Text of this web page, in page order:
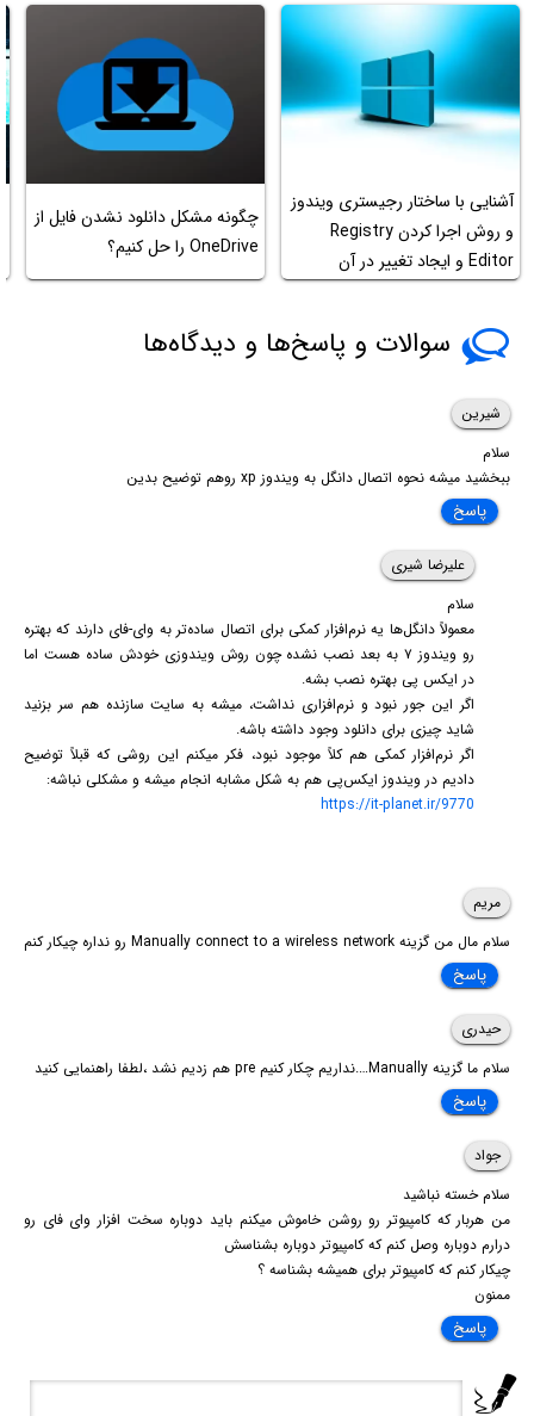
آشنایی با ساختار رجیستری ویندوز
و روش اجرا کردن Registry
Editor و ایجاد تغییر در آن
چگونه مشکل دانلود نشدن فایل از
OneDrive را حل کنیم؟
سوالات و پاسخ‌ها و دیدگاه‌ها
شیرین
سلام
ببخشید میشه نحوه اتصال دانگل به ویندوز xp روهم توضیح بدین
پاسخ
علیرضا شیری
سلام
معمولاً دانگل‌ها یه نرم‌افزار کمکی برای اتصال ساد‌ه‌تر به وای-فای دارند که بهتره
رو ویندوز ۷ به بعد نصب نشده چون روش ویندوزی خودش ساده‌ هست اما
در ایکس پی بهتره نصب بشه.
اگر این جور نبود و نرم‌افزاری نداشت، میشه به سایت سازنده هم سر بزنید
شاید چیزی برای دانلود وجود داشته باشه.
اگر نرم‌افزار کمکی هم کلاً موجود نبود، فکر میکنم این روشی که قبلاً توضیح
دادیم در ویندوز ایکس‌پی هم به شکل مشابه انجام میشه و مشکلی نباشه:
https://it-planet.ir/9770
مریم
سلام مال من گزینه Manually connect to a wireless network رو نداره چیکار کنم
پاسخ
حیدری
سلام ما گزینه Manually….نداریم چکار کنیم pre هم زدیم نشد ،لطفا راهنمایی کنید
پاسخ
جواد
سلام خسته نباشید
من هربار که کامپیوتر رو روشن خاموش میکنم باید دوباره سخت افزار وای فای رو
درارم دوباره وصل کنم که کامپیوتر دوباره بشناسش
چیکار کنم که کامپیوتر برای همیشه بشناسه ؟
ممنون
پاسخ